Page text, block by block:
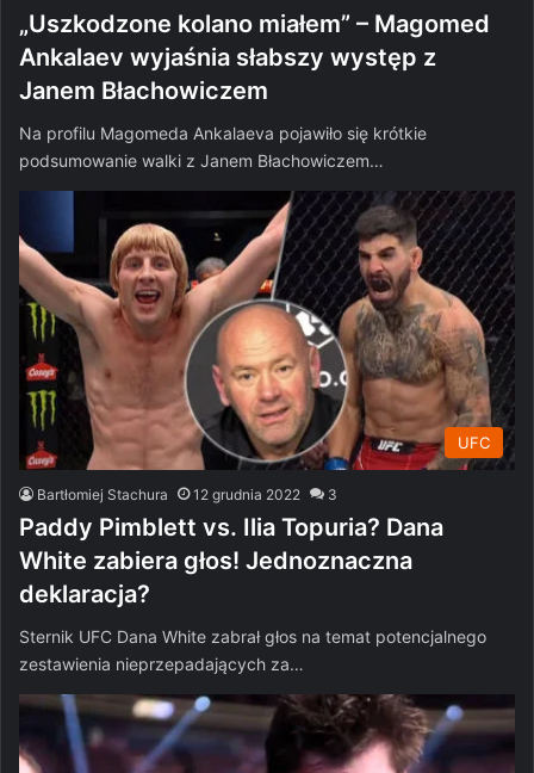
„Uszkodzone kolano miałem” – Magomed
Ankalaev wyjaśnia słabszy występ z
Janem Błachowiczem
Na profilu Magomeda Ankalaeva pojawiło się krótkie
podsumowanie walki z Janem Błachowiczem…
UFC
Bartłomiej Stachura 12 grudnia 2022 3
Paddy Pimblett vs. Ilia Topuria? Dana
White zabiera głos! Jednoznaczna
deklaracja?
Sternik UFC Dana White zabrał głos na temat potencjalnego
zestawienia nieprzepadających za…